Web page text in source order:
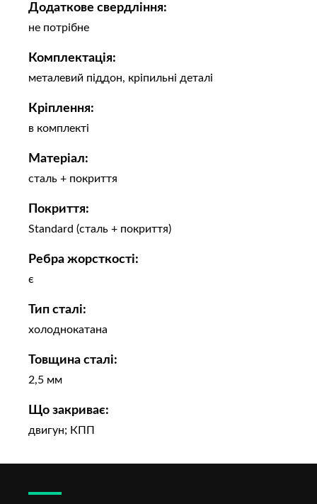
Додаткове свердління:
не потрібне
Комплектація:
металевий піддон, кріпильні деталі
Кріплення:
в комплекті
Матеріал:
сталь + покриття
Покриття:
Standard (сталь + покриття)
Ребра жорсткості:
є
Тип сталі:
холоднокатана
Товщина сталі:
2,5 мм
Що закриває:
двигун; КПП